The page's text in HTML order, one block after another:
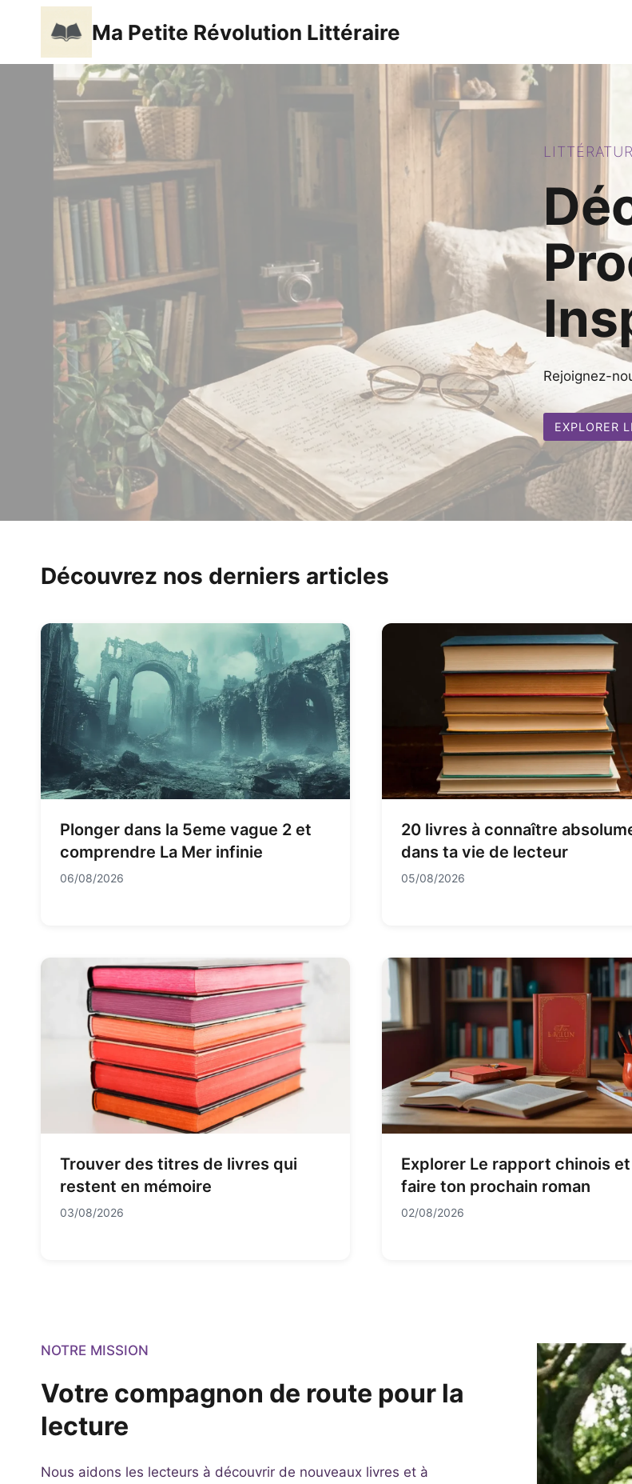
Ma Petite Révolution Littéraire
Rejoignez-
EXPLORER
Découvrez nos derniers articles
Plonger dans la 5eme vague 2 et
comprendre La Mer infinie
06/08/2026
20 livres à connaître
dans ta vie de lecteur
05/08/2026
Trouver des titres de livres qui
restent en mémoire
03/08/2026
Explorer Le rapport chinois
faire ton prochain roman
02/08/2026
NOTRE MISSION
Votre compagnon de route pour la
lecture
Nous aidons les lecteurs à découvrir de nouveaux livres et à